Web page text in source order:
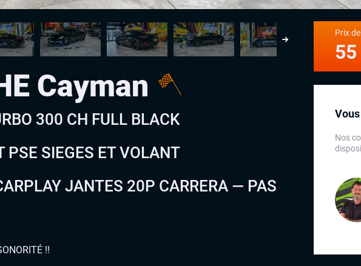
Prix
Cayman
300 CH FULL BLACK
PSE SIEGES ET VOLANT
JANTES 20P CARRERA — PAS
!!
Nos